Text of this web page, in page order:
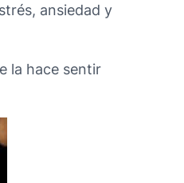
ansiedad y
la hace sentir